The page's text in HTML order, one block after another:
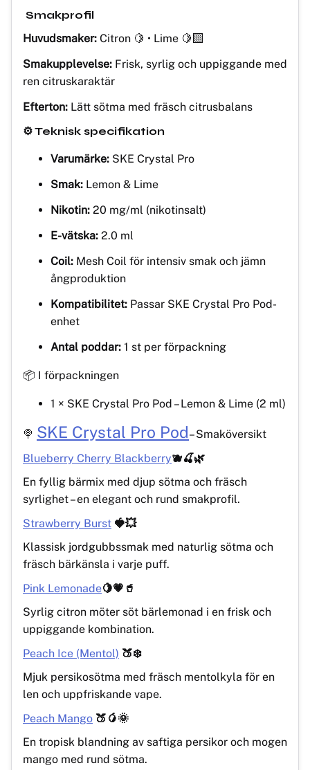
Smakprofil
Huvudsmaker: Citron 🍋 • Lime 🍋‍🟩
Smakupplevelse: Frisk, syrlig och uppiggande med
ren citruskaraktär
Efterton: Lätt sötma med fräsch citrusbalans
⚙️ Teknisk specifikation
Varumärke: SKE Crystal Pro
Smak: Lemon & Lime
Nikotin: 20 mg/ml (nikotinsalt)
E-vätska: 2.0 ml
Coil: Mesh Coil för intensiv smak och jämn
ångproduktion
Kompatibilitet: Passar SKE Crystal Pro Pod-
enhet
Antal poddar: 1 st per förpackning
📦 I förpackningen
1 × SKE Crystal Pro Pod – Lemon & Lime (2 ml)
🍭 SKE Crystal Pro Pod– Smaköversikt
Blueberry Cherry Blackberry🫐🍒🌿
En fyllig bärmix med djup sötma och fräsch
syrlighet – en elegant och rund smakprofil.
Strawberry Burst 🍓💥
Klassisk jordgubbssmak med naturlig sötma och
fräsch bärkänsla i varje puff.
Pink Lemonade🍋💗🥤
Syrlig citron möter söt bärlemonad i en frisk och
uppiggande kombination.
Peach Ice (Mentol) 🍑❄️
Mjuk persikosötma med fräsch mentolkyla för en
len och uppfriskande vape.
Peach Mango 🍑🥭🌞
En tropisk blandning av saftiga persikor och mogen
mango med rund sötma.